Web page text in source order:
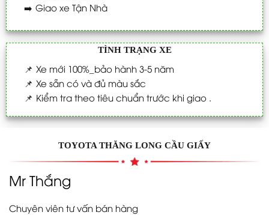
➡️ Giao xe Tận Nhà
TÌNH TRẠNG XE
📌 Xe mới 100%_bảo hành 3-5 năm
📌 Xe sẵn có và đủ màu sắc
📌 Kiểm tra theo tiêu chuẩn trước khi giao .
TOYOTA THĂNG LONG CẦU GIẤY
Mr Thắng
Chuyên viên tư vấn bán hàng